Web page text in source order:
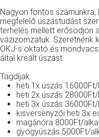
Nagyon fontos
megfelelő úszástudást
terhelés mellett erősödjön
vázizomzatuk. Szeretnénk
OKJ-s oktató és
által kreált úszást.
Tagdíjak:
heti 1x úszás
heti 2x úszás
heti 3x úszás
kisversenyzői heti 3x
magánóra 8000Ft/
gyógyúszás 5000Ft/